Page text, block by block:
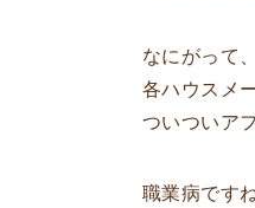
なにがって、
各ハウスメ
ついついア
職業病です